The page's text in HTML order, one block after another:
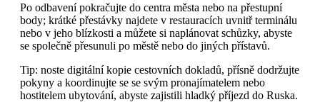
Po odbavení pokračujte do centra města nebo na přestupní
body; krátké přestávky najdete v restauracích uvnitř terminálu
nebo v jeho blízkosti a můžete si naplánovat schůzky, abyste
se společně přesunuli po městě nebo do jiných přístavů.
Tip: noste digitální kopie cestovních dokladů, přísně dodržujte
pokyny a koordinujte se se svým pronajímatelem nebo
hostitelem ubytování, abyste zajistili hladký příjezd do Ruska.